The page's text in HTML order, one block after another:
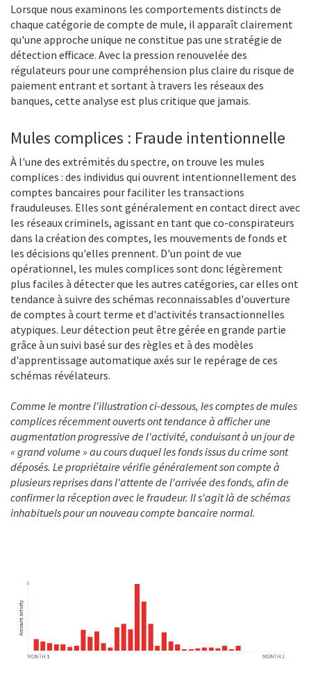
Lorsque nous examinons les comportements distincts de
chaque catégorie de compte de mule, il apparaît clairement
qu'une approche unique ne constitue pas une stratégie de
détection efficace. Avec la pression renouvelée des
régulateurs pour une compréhension plus claire du risque de
paiement entrant et sortant à travers les réseaux des
banques, cette analyse est plus critique que jamais.
Mules complices : Fraude intentionnelle
À l'une des extrémités du spectre, on trouve les mules
complices : des individus qui ouvrent intentionnellement des
comptes bancaires pour faciliter les transactions
frauduleuses. Elles sont généralement en contact direct avec
les réseaux criminels, agissant en tant que co-conspirateurs
dans la création des comptes, les mouvements de fonds et
les décisions qu'elles prennent. D'un point de vue
opérationnel, les mules complices sont donc légèrement
plus faciles à détecter que les autres catégories, car elles ont
tendance à suivre des schémas reconnaissables d'ouverture
de comptes à court terme et d'activités transactionnelles
atypiques. Leur détection peut être gérée en grande partie
grâce à un suivi basé sur des règles et à des modèles
d'apprentissage automatique axés sur le repérage de ces
schémas révélateurs.
Comme le montre l'illustration ci-dessous, les comptes de mules
complices récemment ouverts ont tendance à afficher une
augmentation progressive de l'activité, conduisant à un jour de
« grand volume » au cours duquel les fonds issus du crime sont
déposés. Le propriétaire vérifie généralement son compte à
plusieurs reprises dans l'attente de l'arrivée des fonds, afin de
confirmer la réception avec le fraudeur. Il s'agit là de schémas
inhabituels pour un nouveau compte bancaire normal.